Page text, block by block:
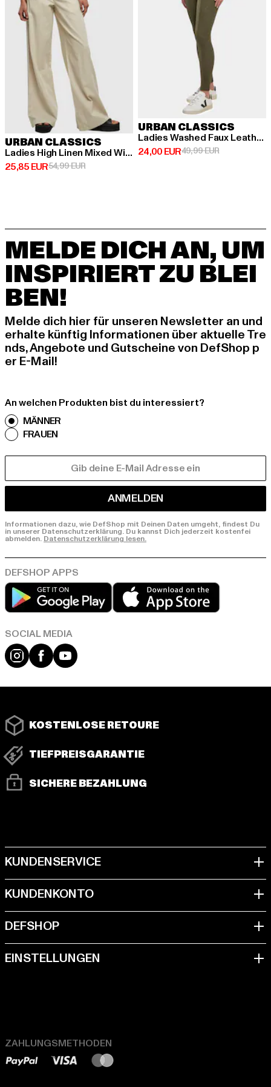
URBAN CLASSICS
Ladies High Linen Mixed Wide Leg
25,85 EUR
Derzeitiger Preis: 25,85 EUR
54,99 EURAktionspreis: 54,99 EUR
URBAN CLASSICS
Ladies Washed Faux Leather
24,00 EUR
Derzeitiger Preis: 24,00 EUR
49,99 EURAktionspreis:
MELDE DICH AN, UM
INSPIRIERT ZU BLEI
BEN!
Melde dich hier für unseren Newsletter an und
erhalte künftig Informationen über aktuelle Tre
nds, Angebote und Gutscheine von DefShop p
er E-Mail!
An welchen Produkten bist du interessiert?
MÄNNER
FRAUEN
ANMELDEN
Informationen dazu, wie DefShop mit Deinen Daten umgeht, findest Du
in unserer Datenschutzerklärung. Du kannst Dich jederzeit kostenfei
abmelden.Datenschutzerklärung lesen.
Play market
App store
Instagram
FacebookYouTube
KOSTENLOSE RETOURE
TIEFPREISGARANTIE
SICHERE BEZAHLUNG
ZAHLUNGSMETHODEN